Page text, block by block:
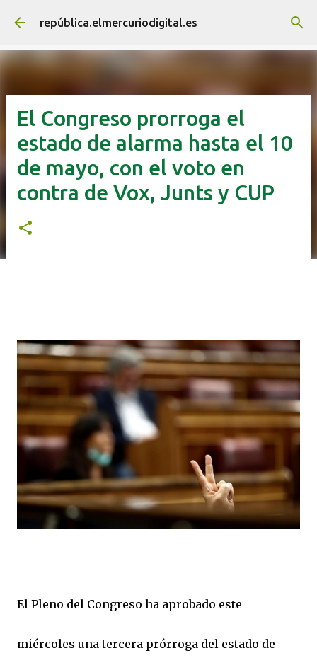
Ir al contenido principal
república.elmercuriodigital.es
El Congreso prorroga el
estado de alarma hasta el 10
de mayo, con el voto en
contra de Vox, Junts y CUP
El Pleno del Congreso ha aprobado este
miércoles una tercera prórroga del estado de